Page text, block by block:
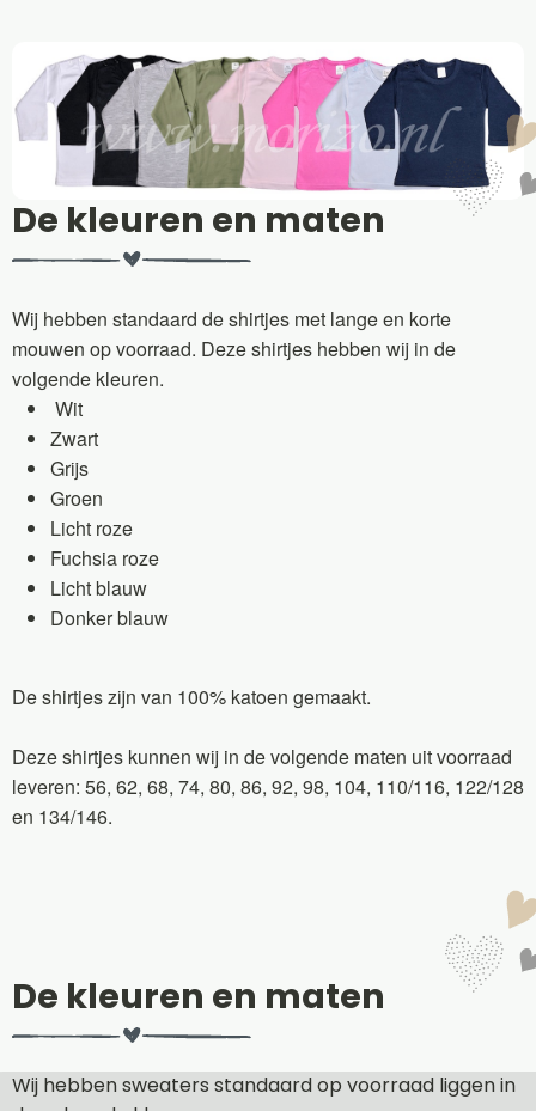
De kleuren en maten
Wij hebben standaard de shirtjes met lange en korte
mouwen op voorraad. Deze shirtjes hebben wij in de
volgende kleuren.
Wit
Zwart
Grijs
Groen
Licht roze
Fuchsia roze
Licht blauw
Donker blauw
De shirtjes zijn van 100% katoen gemaakt.
Deze shirtjes kunnen wij in de volgende maten uit voorraad
leveren: 56, 62, 68, 74, 80, 86, 92, 98, 104, 110/116, 122/128
en 134/146.
De kleuren en maten
Wij hebben sweaters standaard op voorraad liggen in